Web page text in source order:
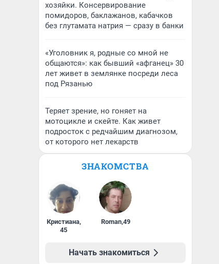
хозяйки. Консервирование
помидоров, баклажанов, кабачков
без глутамата натрия — сразу в банки
«Уголовник я, родные со мной не
общаются»: как бывший «афганец» 30
лет живет в землянке посреди леса
под Рязанью
Теряет зрение, но гоняет на
мотоцикле и скейте. Как живет
подросток с редчайшим диагнозом,
от которого нет лекарств
ЗНАКОМСТВА
Кристиана,
45
Roman,49
Начать знакомиться